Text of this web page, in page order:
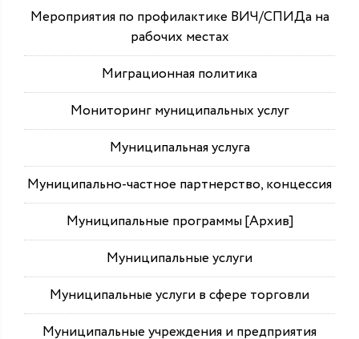
Мероприятия по профилактике ВИЧ/СПИДа на
рабочих местах
Миграционная политика
Мониторинг муниципальных услуг
Муниципальная услуга
Муниципально-частное партнерство, концессия
Муниципальные программы [Архив]
Муниципальные услуги
Муниципальные услуги в сфере торговли
Муниципальные учреждения и предприятия